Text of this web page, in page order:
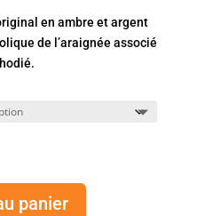
prix :
45,00 €
à
52,00 €
en ambre et argent
de l’araignée associé
panier